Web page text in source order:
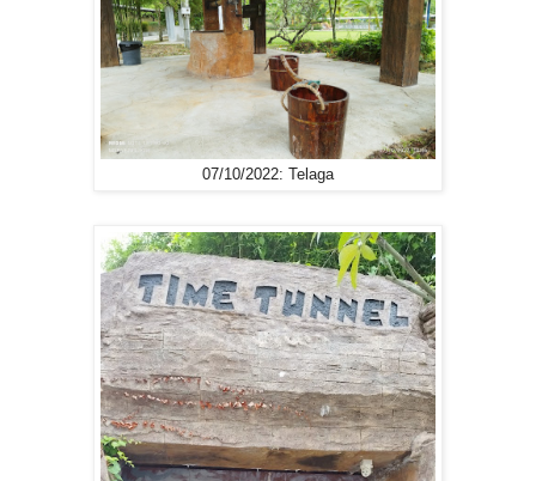
07/10/2022: Telaga